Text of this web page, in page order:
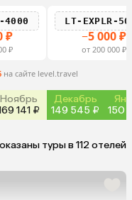
4000
₽
₽
LT-EXPLR-
−5 000 ₽
от 200 000 ₽
на сайте level.travel
Ноябрь
141 ₽
Декабрь
149 545 ₽
150
туры в 112 отелей